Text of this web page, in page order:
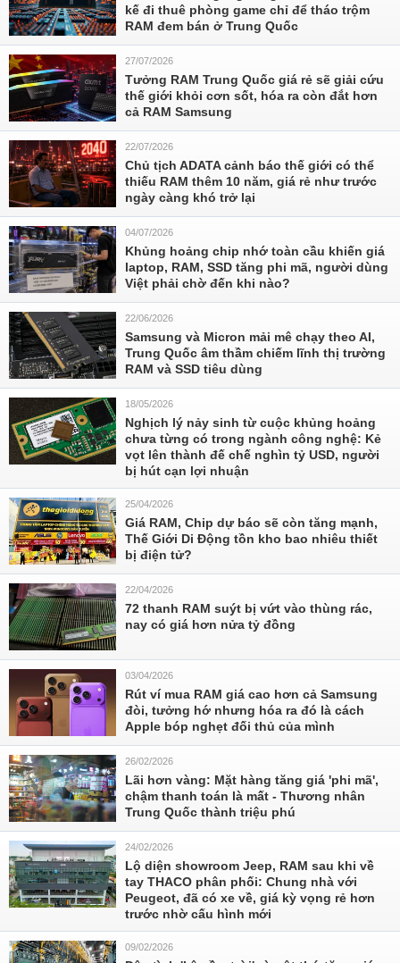
kế đi thuê phòng game chỉ để tháo trộm
RAM đem bán ở Trung Quốc
27/07/2026
Tưởng RAM Trung Quốc giá rẻ sẽ giải cứu
thế giới khỏi cơn sốt, hóa ra còn đắt hơn
cả RAM Samsung
22/07/2026
Chủ tịch ADATA cảnh báo thế giới có thể
thiếu RAM thêm 10 năm, giá rẻ như trước
ngày càng khó trở lại
04/07/2026
Khủng hoảng chip nhớ toàn cầu khiến giá
laptop, RAM, SSD tăng phi mã, người dùng
Việt phải chờ đến khi nào?
22/06/2026
Samsung và Micron mải mê chạy theo AI,
Trung Quốc âm thầm chiếm lĩnh thị trường
RAM và SSD tiêu dùng
18/05/2026
Nghịch lý nảy sinh từ cuộc khủng hoảng
chưa từng có trong ngành công nghệ: Kẻ
vọt lên thành đế chế nghìn tỷ USD, người
bị hút cạn lợi nhuận
25/04/2026
Giá RAM, Chip dự báo sẽ còn tăng mạnh,
Thế Giới Di Động tồn kho bao nhiêu thiết
bị điện tử?
22/04/2026
72 thanh RAM suýt bị vứt vào thùng rác,
nay có giá hơn nửa tỷ đồng
03/04/2026
Rút ví mua RAM giá cao hơn cả Samsung
đòi, tưởng hớ nhưng hóa ra đó là cách
Apple bóp nghẹt đối thủ của mình
26/02/2026
Lãi hơn vàng: Mặt hàng tăng giá 'phi mã',
chậm thanh toán là mất - Thương nhân
Trung Quốc thành triệu phú
24/02/2026
Lộ diện showroom Jeep, RAM sau khi về
tay THACO phân phối: Chung nhà với
Peugeot, đã có xe về, giá kỳ vọng rẻ hơn
trước nhờ cấu hình mới
09/02/2026